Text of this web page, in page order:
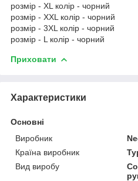
розмір - XL колір - чорний
розмір - XXL колір - чорний
розмір - 3XL колір - чорний
розмір - L колір - чорний
Приховати
Характеристики
Основні
Виробник
Країна виробник
Вид виробу